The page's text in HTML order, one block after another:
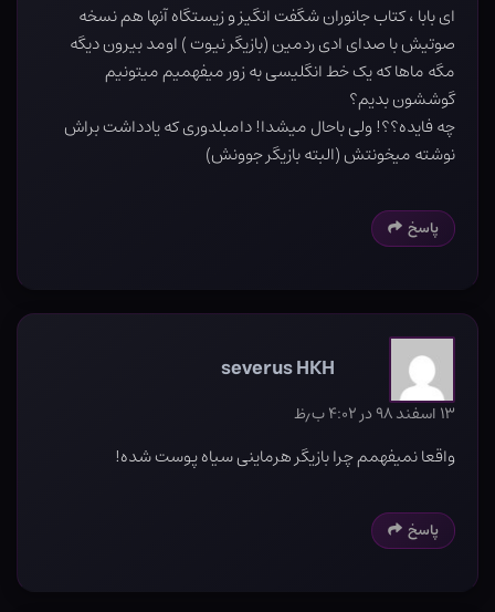
ای بابا ، کتاب جانوران شگفت انگیز و زیستگاه آنها هم نسخه
صوتیش با صدای ادی ردمین (بازیگر نیوت ) اومد بیرون دیگه
مگه ماها که یک خط انگلیسی به زور میفهمیم میتونیم
گوششون بدیم؟
چه فایده؟؟! ولی باحال میشدا! دامبلدوری که یادداشت براش
نوشته میخونتش (البته بازیگر جوونش)
پاسخ
severus HKH
۱۳ اسفند ۹۸ در ۴:۰۲ ب٫ظ
واقعا نمیفهمم چرا بازیگر هرماینی سیاه پوست شده!
پاسخ